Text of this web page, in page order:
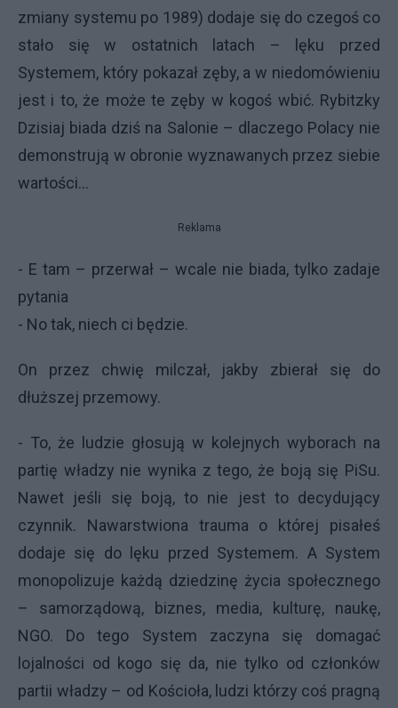
zmiany systemu po 1989) dodaje się do czegoś co
stało się w ostatnich latach – lęku przed
Systemem, który pokazał zęby, a w niedomówieniu
jest i to, że może te zęby w kogoś wbić. Rybitzky
Dzisiaj biada dziś na Salonie – dlaczego Polacy nie
demonstrują w obronie wyznawanych przez siebie
wartości…
Reklama
- E tam – przerwał – wcale nie biada, tylko zadaje
pytania
- No tak, niech ci będzie.
On przez chwię milczał, jakby zbierał się do
dłuższej przemowy.
- To, że ludzie głosują w kolejnych wyborach na
partię władzy nie wynika z tego, że boją się PiSu.
Nawet jeśli się boją, to nie jest to decydujący
czynnik. Nawarstwiona trauma o której pisałeś
dodaje się do lęku przed Systemem. A System
monopolizuje każdą dziedzinę życia społecznego
– samorządową, biznes, media, kulturę, naukę,
NGO. Do tego System zaczyna się domagać
lojalności od kogo się da, nie tylko od członków
partii władzy – od Kościoła, ludzi którzy coś pragną